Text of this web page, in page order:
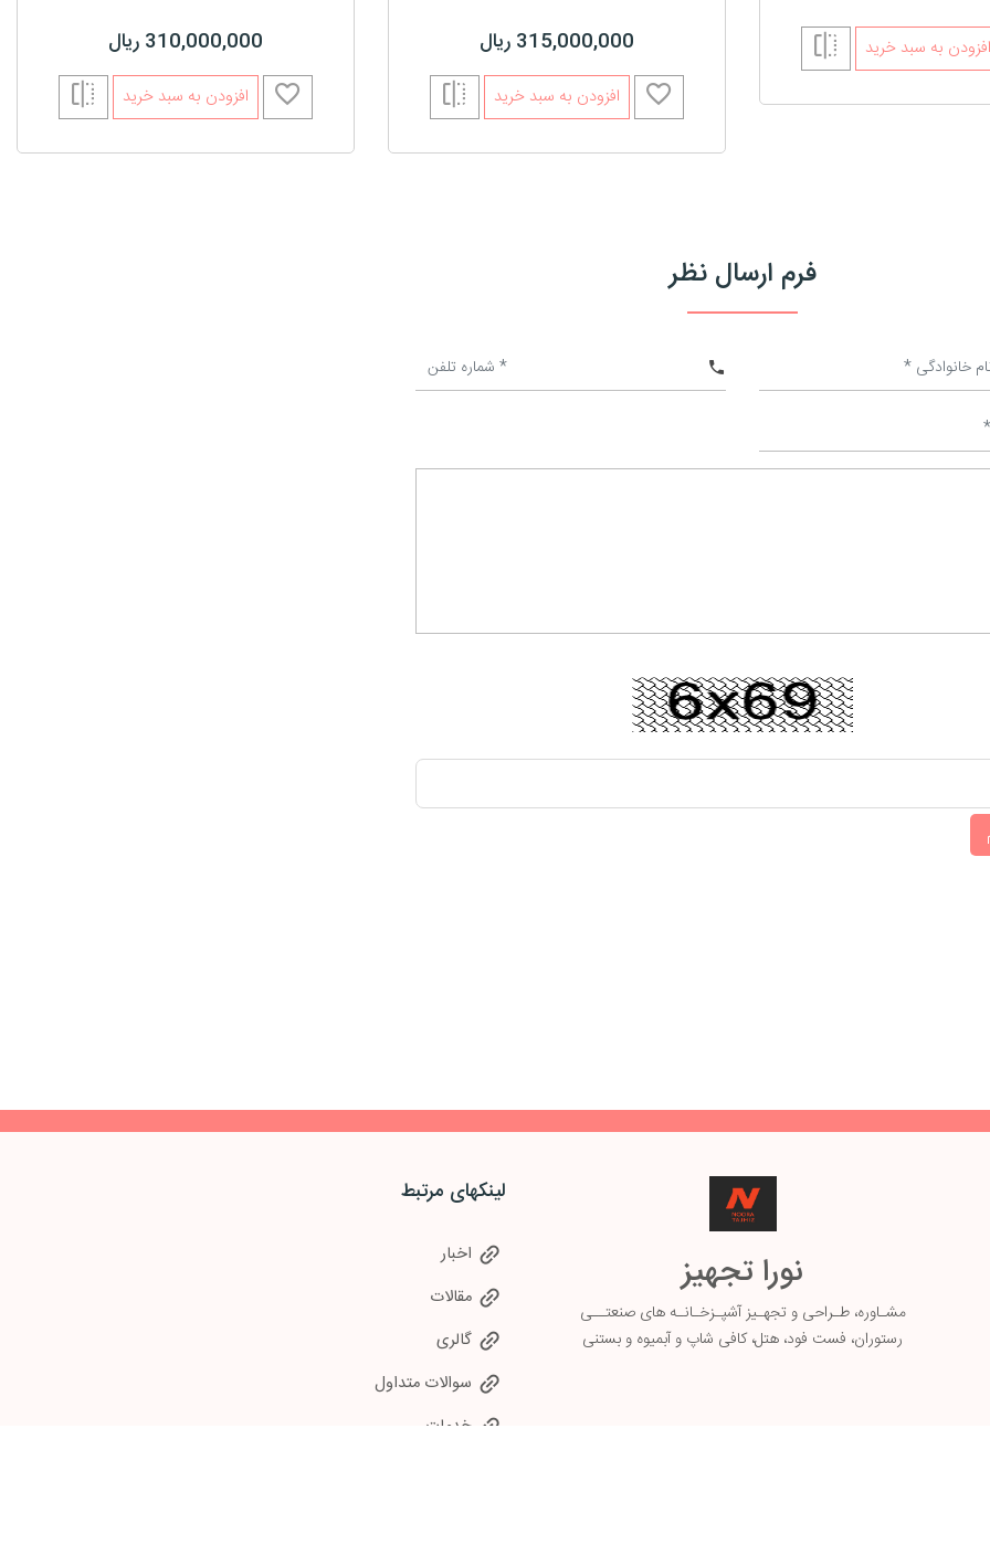
310,000,000 ریال
افزودن به سبد خرید
315,000,000 ریال
افزودن به سبد خرید
افزودن به سبد خرید
فرم ارسال نظر
نورا تجهیز
مشـاوره، طـراحی و تجهـیز آشپـزخـانـه های صنعتــی
رستوران، فست فود، هتل، کافی شاپ و آبمیوه و بستنی
لینکهای مرتبط
اخبار
مقالات
گالری
سوالات متداول
خدمات